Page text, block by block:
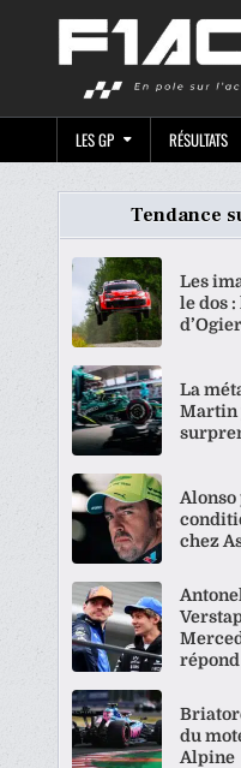
LES GP RÉSULTATS
Tendance
Les
le dos
d’Ogier
La
Martin
Alonso
chez
répond
du
Alpine